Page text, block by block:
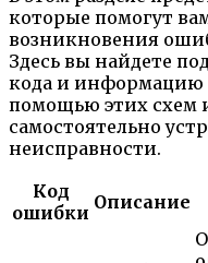
которые помогут
возникновения
Здесь вы найдете
кода и информацию
помощью этих схем
самостоятельно
неисправности.
Код
ошибки Описание